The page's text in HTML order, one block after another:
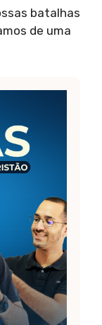
batalhas
de uma